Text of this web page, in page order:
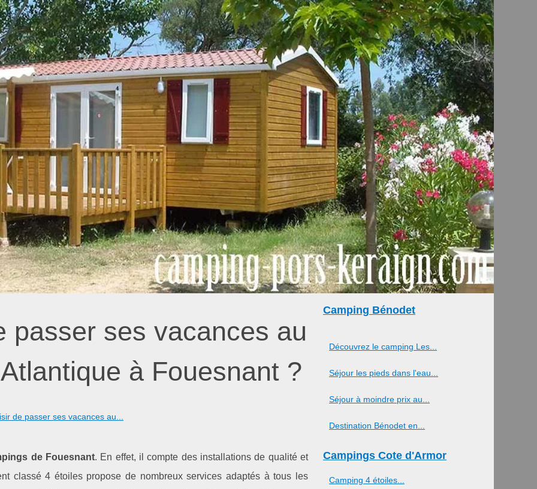
passer ses vacances au
à Fouesnant ?
de passer ses vacances au...
de Fouesnant. En effet, il compte des installations de qualité et
classé 4 étoiles propose de nombreux services adaptés à tous les
Camping Bénodet
Découvrez le camping Les...
Séjour les pieds dans l'eau...
Séjour à moindre prix au...
Destination Bénodet en...
Campings Cote d'Armor
Camping 4 étoiles...